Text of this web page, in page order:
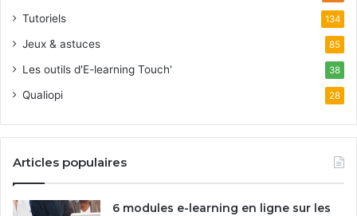
Tutoriels 134
Jeux & astuces 85
Les outils d'E-learning Touch' 38
Qualiopi 28
Articles populaires
6 modules e-learning en ligne sur les